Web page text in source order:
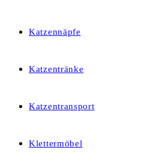
Katzennäpfe
Katzentränke
Katzentransport
Klettermöbel